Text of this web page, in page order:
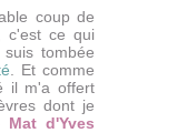
coup de
c'est ce qui
tombée
. Et comme
il m'a offert
dont je
Mat d'Yves